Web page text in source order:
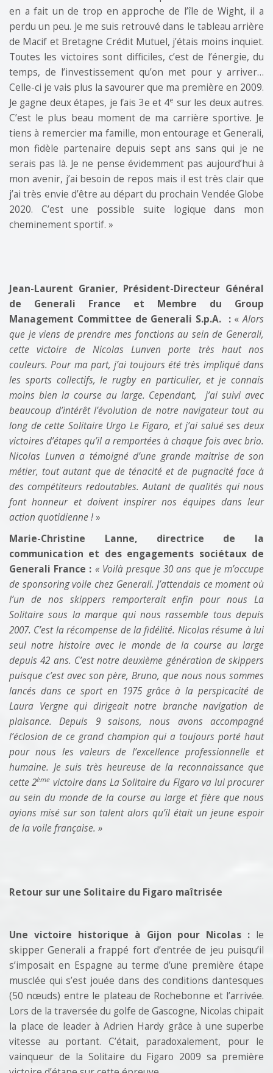
en a fait un de trop en approche de l’île de Wight, il a
perdu un peu. Je me suis retrouvé dans le tableau arrière
de Macif et Bretagne Crédit Mutuel, j’étais moins inquiet.
Toutes les victoires sont difficiles, c’est de l’énergie, du
temps, de l’investissement qu’on met pour y arriver…
Celle-ci je vais plus la savourer que ma première en 2009.
Je gagne deux étapes, je fais 3e et 4e sur les deux autres.
C’est le plus beau moment de ma carrière sportive. Je
tiens à remercier ma famille, mon entourage et Generali,
mon fidèle partenaire depuis sept ans sans qui je ne
serais pas là. Je ne pense évidemment pas aujourd’hui à
mon avenir, j’ai besoin de repos mais il est très clair que
j’ai très envie d’être au départ du prochain Vendée Globe
2020. C’est une possible suite logique dans mon
cheminement sportif. »
Jean-Laurent Granier, Président-Directeur Général
de Generali France et Membre du Group
Management Committee de Generali S.p.A. : «Alors
que je viens de prendre mes fonctions au sein de Generali,
cette victoire de Nicolas Lunven porte très haut nos
couleurs. Pour ma part, j’ai toujours été très impliqué dans
les sports collectifs, le rugby en particulier, et je connais
moins bien la course au large. Cependant, j’ai suivi avec
beaucoup d’intérêt l’évolution de notre navigateur tout au
long de cette Solitaire Urgo Le Figaro, et j’ai salué ses deux
victoires d’étapes qu’il a remportées à chaque fois avec brio.
Nicolas Lunven a témoigné d’une grande maitrise de son
métier, tout autant que de ténacité et de pugnacité face à
des compétiteurs redoutables. Autant de qualités qui nous
font honneur et doivent inspirer nos équipes dans leur
action quotidienne !»
Marie-Christine Lanne, directrice de la
communication et des engagements sociétaux de
Generali France : « Voilà presque 30 ans que je m’occupe
de sponsoring voile chez Generali. J’attendais ce moment où
l’un de nos skippers remporterait enfin pour nous La
Solitaire sous la marque qui nous rassemble tous depuis
2007. C’est la récompense de la fidélité. Nicolas résume à lui
seul notre histoire avec le monde de la course au large
depuis 42 ans. C’est notre deuxième génération de skippers
puisque c’est avec son père, Bruno, que nous nous sommes
lancés dans ce sport en 1975 grâce à la perspicacité de
Laura Vergne qui dirigeait notre branche navigation de
plaisance. Depuis 9 saisons, nous avons accompagné
l’éclosion de ce grand champion qui a toujours porté haut
pour nous les valeurs de l’excellence professionnelle et
humaine. Je suis très heureuse de la reconnaissance que
cette 2ème victoire dans La Solitaire du Figaro va lui procurer
au sein du monde de la course au large et fière que nous
ayions misé sur son talent alors qu’il était un jeune espoir
de la voile française. »
Retour sur une Solitaire du Figaro maîtrisée
Une victoire historique à Gijon pour Nicolas : le
skipper Generali a frappé fort d’entrée de jeu puisqu’il
s’imposait en Espagne au terme d’une première étape
musclée qui s’est jouée dans des conditions dantesques
(50 nœuds) entre le plateau de Rochebonne et l’arrivée.
Lors de la traversée du golfe de Gascogne, Nicolas chipait
la place de leader à Adrien Hardy grâce à une superbe
vitesse au portant. C’était, paradoxalement, pour le
vainqueur de la Solitaire du Figaro 2009 sa première